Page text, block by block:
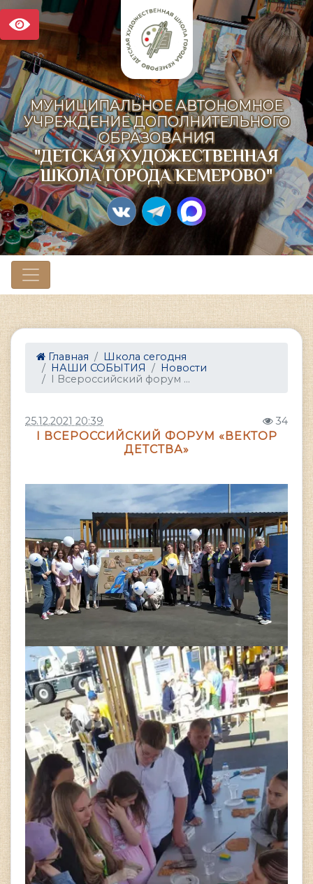
МУНИЦИПАЛЬНОЕ АВТОНОМНОЕ
УЧРЕЖДЕНИЕ ДОПОЛНИТЕЛЬНОГО
ОБРАЗОВАНИЯ
"ДЕТСКАЯ ХУДОЖЕСТВЕННАЯ
ШКОЛА ГОРОДА КЕМЕРОВО"
Главная
Школа сегодня
НАШИ СОБЫТИЯ
Новости
I Всероссийский форум ...
25.12.2021 20:39 34
I ВСЕРОССИЙСКИЙ ФОРУМ «ВЕКТОР
ДЕТСТВА»